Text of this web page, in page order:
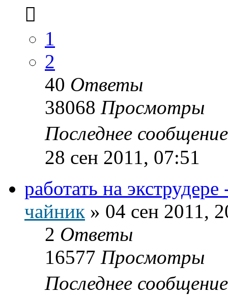
1
2
40 Ответы
38068 Просмотры
Последнее
28 сен 2011, 07:51
работать на
чайник » 04 сен 2011,
2 Ответы
16577 Просмотры
Последнее